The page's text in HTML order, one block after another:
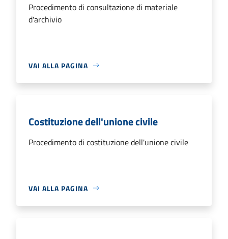
Procedimento di consultazione di materiale
d'archivio
VAI ALLA PAGINA
Costituzione dell'unione civile
Procedimento di costituzione dell'unione civile
VAI ALLA PAGINA